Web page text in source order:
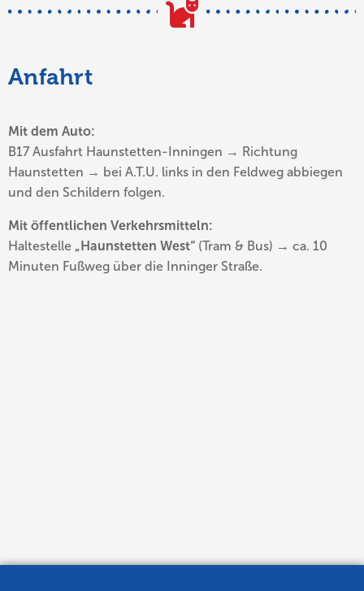
Anfahrt
Mit dem Auto:
B17 Ausfahrt Haunstetten-Inningen → Richtung
Haunstetten → bei A.T.U. links in den Feldweg abbiegen
und den Schildern folgen.
Mit öffentlichen Verkehrsmitteln:
Haltestelle „Haunstetten West“ (Tram & Bus) → ca. 10
Minuten Fußweg über die Inninger Straße.